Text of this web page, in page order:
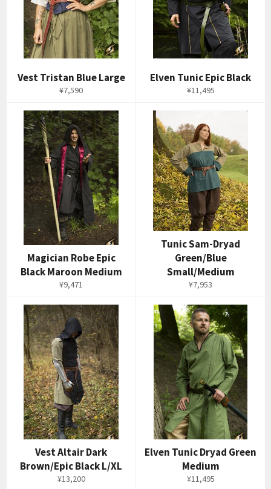
Vest Tristan Blue Large
通
価
格
¥7,590
Elven Tunic Epic Black
通
格
¥11,495
Magician Robe Epic
Black Maroon Medium
通
価
格
¥9,471
Tunic Sam-Dryad
Green/Blue
Small/Medium
通
価
格
¥7,953
Vest Altair Dark
Brown/Epic Black L/XL
通
¥13,200
Elven Tunic Dryad Green
Medium
通
¥11,495